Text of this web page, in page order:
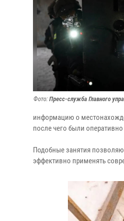
Фото: Пресс-служба Главного
информацию о
после чего были
Подобные занятия
эффективно применять